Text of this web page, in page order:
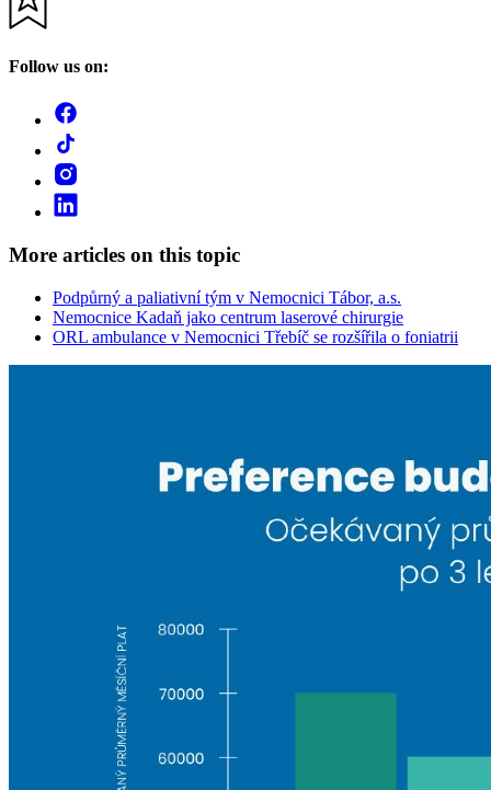
Follow us on:
More articles on this topic
Podpůrný a paliativní tým v Nemocnici Tábor, a.s.
Nemocnice Kadaň jako centrum laserové chirurgie
ORL ambulance v Nemocnici Třebíč se rozšířila o foniatrii